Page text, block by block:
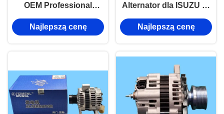
OEM Professional
Aftermarket do Great
Wall Wingle 5 2.8TC
Najlepszą cenę
Alternator dla ISUZU D-
MAX, zbudowany, aby
działać i trwać.
Najlepszą cenę